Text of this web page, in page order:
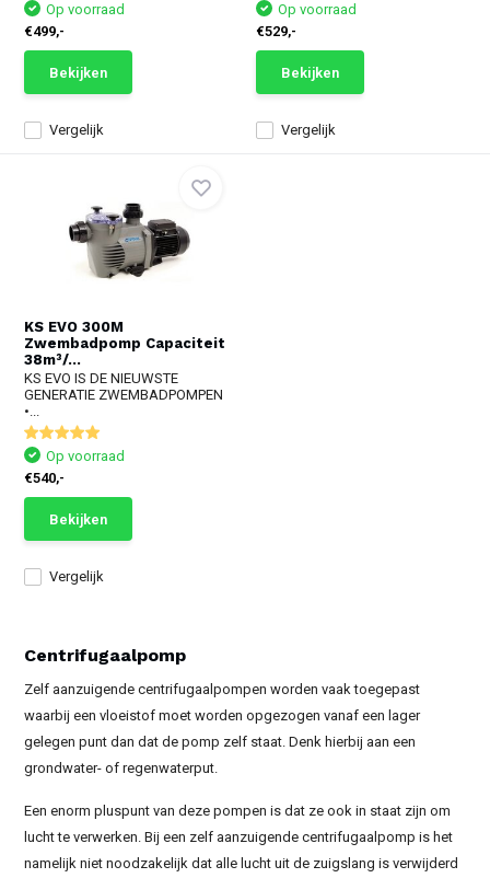
Vergelijk
Op voorraad
€499,-
Bekijken
Vergelijk
Op voorraad
€529,-
Bekijken
KS EVO 300M
Zwembadpomp Capaciteit
38m³/...
KS EVO IS DE NIEUWSTE
GENERATIE ZWEMBADPOMPEN
•...
Vergelijk
Op voorraad
€540,-
Bekijken
Centrifugaalpomp
Zelf aanzuigende centrifugaalpompen worden vaak toegepast
waarbij een vloeistof moet worden opgezogen vanaf een lager
gelegen punt dan dat de pomp zelf staat. Denk hierbij aan een
grondwater- of regenwaterput.
Een enorm pluspunt van deze pompen is dat ze ook in staat zijn om
lucht te verwerken. Bij een zelf aanzuigende centrifugaalpomp is het
namelijk niet noodzakelijk dat alle lucht uit de zuigslang is verwijderd